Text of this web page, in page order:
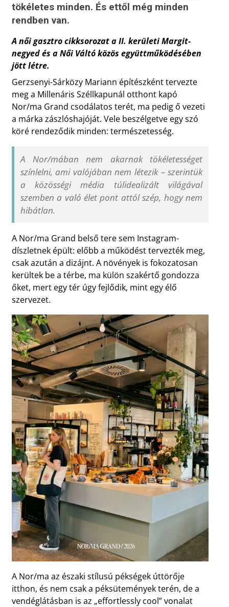
tökéletes minden. És ettől még minden
rendben van.
A női gasztro cikksorozat a II. kerületi Margit-
negyed és a Női Váltó közös együttműködésében
jött létre.
Gerzsenyi-Sárközy Mariann építészként tervezte
meg a Millenáris Széllkapunál otthont kapó
Nor/ma Grand csodálatos terét, ma pedig ő vezeti
a márka zászlóshajóját. Vele beszélgetve egy szó
köré rendeződik minden: természetesség.
A Nor/mában nem akarnak tökéletességet
színlelni, ami valójában nem létezik – szerintük
a közösségi média túlidealizált világával
szemben a való élet pont attól szép, hogy nem
hibátlan.
A Nor/ma Grand belső tere sem Instagram-
díszletnek épült: előbb a működést tervezték meg,
csak azután a dizájnt. A növények is fokozatosan
kerültek be a térbe, ma külön szakértő gondozza
őket, mert egy tér úgy fejlődik, mint egy élő
szervezet.
A Nor/ma az északi stílusú pékségek úttörője
itthon, és nem csak a péksütemények terén, de a
vendéglátásban is az „effortlessly cool” vonalat